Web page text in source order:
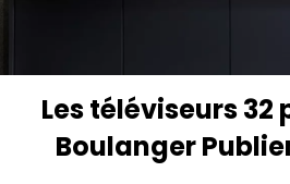
Les téléviseurs 32
Boulanger